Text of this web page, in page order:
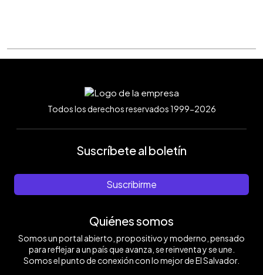
Todos los derechos reservados 1999-2026
Suscríbete al boletín
Suscribirme
Quiénes somos
Somos un portal abierto, propositivo y moderno, pensado
para reflejar a un país que avanza, se reinventa y se une.
Somos el punto de conexión con lo mejor de El Salvador.